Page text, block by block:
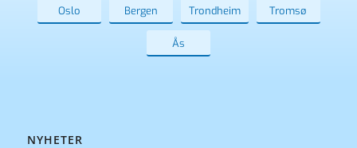
Oslo Bergen Trondheim Tromsø
Ås
NYHETER